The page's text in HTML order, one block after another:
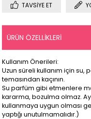
TAVSIYE ET
ÜRÜN ÖZELLIKLERI
Kullanım Önerileri:
Uzun süreli kullanım için
temasından kaçının.
Su parfüm gibi etmenlere
kararma, bozulma olmaz.
kullanmaya uygun olması
yaptığı unutulmamalıdır.)